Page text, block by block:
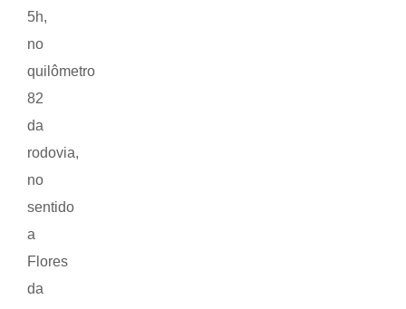
5h,
no
quilômetro
82
da
rodovia,
no
sentido
a
Flores
da